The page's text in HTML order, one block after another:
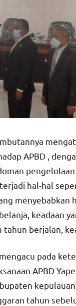
APBD ,
hal-hal
keadaan
berjalan,
pada
APBD
tahun